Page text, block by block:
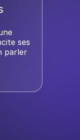
ses
parler